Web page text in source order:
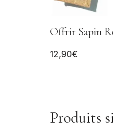
Offrir Sapin
12,90€
Produits